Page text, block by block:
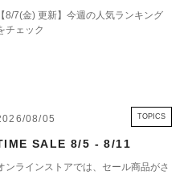
【8/7(金) 更新】今週の人気ランキング
チェック
08/05 TOPICS
TIME SALE 8/5 - 8/11
ンラインストアでは、セール商品がさ